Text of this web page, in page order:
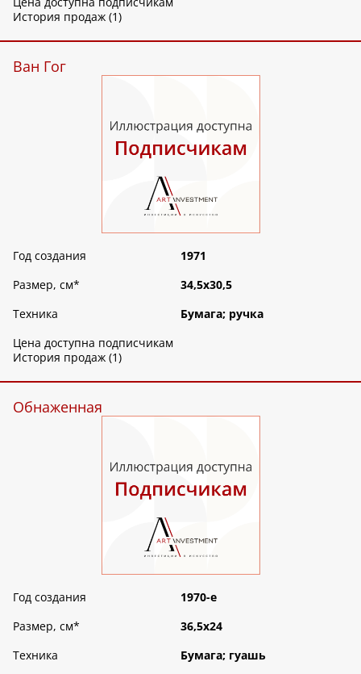
История продаж (1)
Ван Гог
Год создания
1971
Размер, см*
34,5х30,5
Техника
Бумага; ручка
Цена доступна подписчикам
История продаж (1)
Обнаженная
Год создания
1970-е
Размер, см*
36,5х24
Техника
Бумага; гуашь